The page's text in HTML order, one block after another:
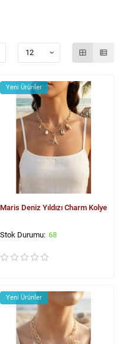
Yeni Ürünler
Maris Deniz Yıldızı Charm Kolye
68
Yeni Ürünler